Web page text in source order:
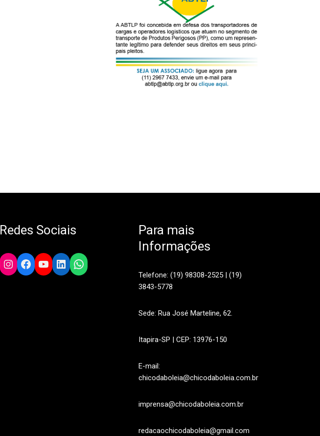
Redes Sociais
Instagram
Facebook
YouTube
LinkedIn
WhatsApp
Para mais
Informações
Telefone: (19) 98308-2525 | (19)
3843-5778
Sede: Rua José Marteline, 62.
Itapira-SP | CEP: 13976-150
E-mail:
chicodaboleia@chicodaboleia.com.br
imprensa@chicodaboleia.com.br
redacaochicodaboleia@gmail.com